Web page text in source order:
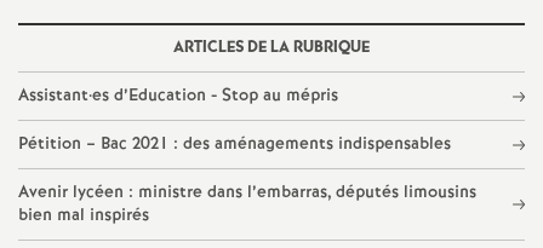
g
r
é
O
ARTICLES DE LA RUBRIQUE
Assistant·es d’Education - Stop au mépris
Pétition – Bac 2021 : des aménagements indispensables
Avenir lycéen : ministre dans l’embarras, députés limousins
bien mal inspirés